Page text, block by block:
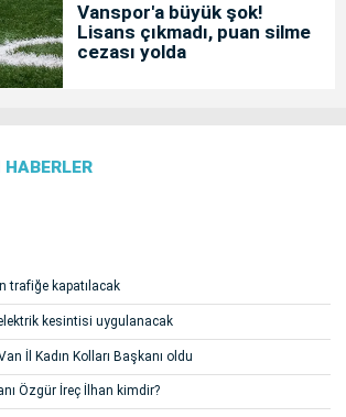
Vanspor'a büyük şok!
Lisans çıkmadı, puan silme
cezası yolda
trafiğe kapatılacak
kesintisi uygulanacak
İl Kadın Kolları Başkanı oldu
Özgür İreç İlhan kimdir?